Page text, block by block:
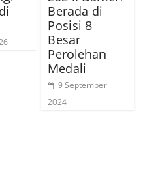
Berada di
Posisi 8
Besar
Perolehan
Medali
9 September
2024